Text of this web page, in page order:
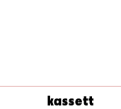
kassett